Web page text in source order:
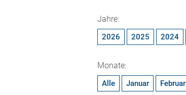
Jahre:
2026 2025 2024
Monate:
Alle Januar Februar